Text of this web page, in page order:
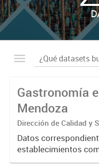
Gastronomía
Mendoza
Dirección de Calidad y
Turísticos
Datos
establecimientos
provén servicios